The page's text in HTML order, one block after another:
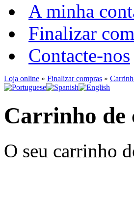
A minha
Finalizar
Contacte-nos
Loja online » Finalizar compras »
Carrinho de
O seu carrinho